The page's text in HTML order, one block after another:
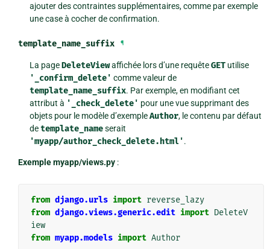
ajouter des contraintes supplémentaires, comme par exemple
une case à cocher de confirmation.
template_name_suffix ¶
La pageDeleteViewaffichée lors d’une requêteGET utilise
'_confirm_delete' comme valeur de
template_name_suffix. Par exemple, en modifiant cet
attribut à '_check_delete' pour une vue supprimant des
objets pour le modèle d’exempleAuthor, le contenu par défaut
detemplate_nameserait
'myapp/author_check_delete.html'.
Exemple myapp/views.py:
from django.urls import reverse_lazy
from django.views.generic.edit import DeleteV
iew
from myapp.models import Author